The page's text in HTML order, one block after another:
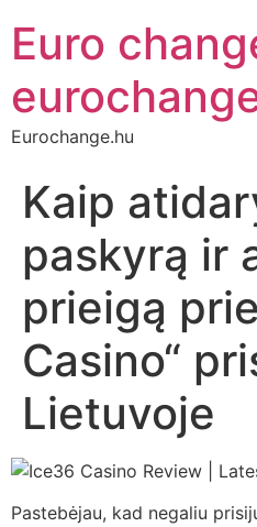
Euro
Eurochange.hu
Kaip
paskyrą ir
prieigą
Casino“
Lietuvoje
Pastebėjau, kad negaliu